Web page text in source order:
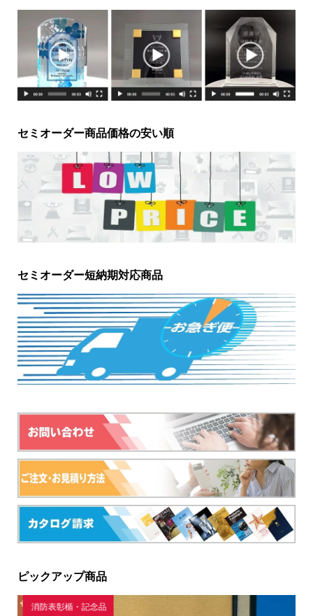
セミオーダー商品価格の安い順
セミオーダー短納期対応商品
ピックアップ商品
消防表彰楯・記念品